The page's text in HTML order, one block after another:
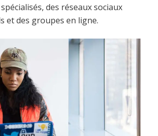
des réseaux sociaux
et des groupes en ligne.